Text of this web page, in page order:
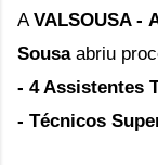
AVALSOUSA -
Sousa abriu
- 4 Assistentes
- Técnicos